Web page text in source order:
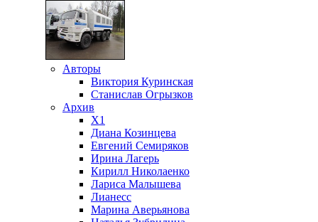
Авторы
Виктория Куринская
Станислав Огрызков
Архив
X1
Диана Козинцева
Евгений Семиряков
Ирина Лагерь
Кирилл Николаенко
Лариса Малышева
Лианесс
Марина Аверьянова